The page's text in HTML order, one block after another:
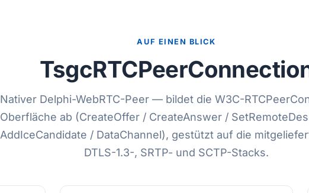
AUF EINEN BLICK
Nativer Delphi-WebRTC-Peer — bildet die W3C-
Oberfläche ab (CreateOffer / CreateAnswer /
AddIceCandidate / DataChannel), gestützt auf die
DTLS-1.3-, SRTP- und SCTP-Stacks.